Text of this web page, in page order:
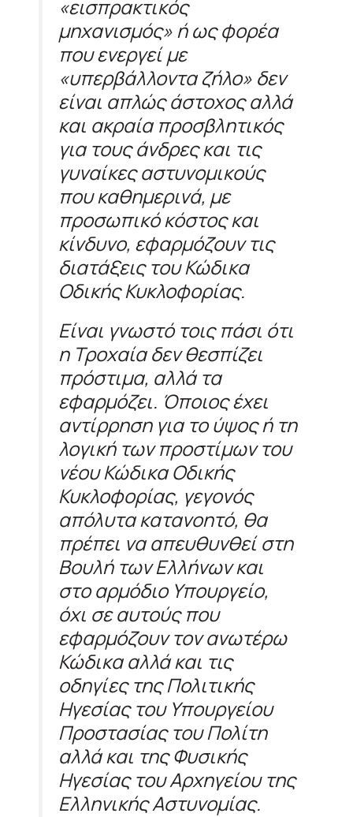
«εισπρακτικός
μηχανισμός» ή ως φορέα
που ενεργεί με
«υπερβάλλοντα ζήλο» δεν
είναι απλώς άστοχος αλλά
και ακραία προσβλητικός
για τους άνδρες και τις
γυναίκες αστυνομικούς
που καθημερινά, με
προσωπικό κόστος και
κίνδυνο, εφαρμόζουν τις
διατάξεις του Κώδικα
Οδικής Κυκλοφορίας.
Είναι γνωστό τοις πάσι ότι
η Τροχαία δεν θεσπίζει
πρόστιμα, αλλά τα
εφαρμόζει. Όποιος έχει
αντίρρηση για το ύψος ή τη
λογική των προστίμων του
νέου Κώδικα Οδικής
Κυκλοφορίας, γεγονός
απόλυτα κατανοητό, θα
πρέπει να απευθυνθεί στη
Βουλή των Ελλήνων και
στο αρμόδιο Υπουργείο,
όχι σε αυτούς που
εφαρμόζουν τον ανωτέρω
Κώδικα αλλά και τις
οδηγίες της Πολιτικής
Ηγεσίας του Υπουργείου
Προστασίας του Πολίτη
αλλά και της Φυσικής
Ηγεσίας του Αρχηγείου της
Ελληνικής Αστυνομίας.